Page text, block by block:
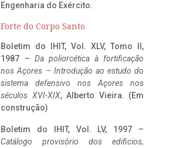
Engenharia do Exército.
Forte do Corpo Santo
Boletim do IHIT, Vol. XLV, Tomo II,
1987 – Da poliorcética à fortificação
nos Açores – Introdução ao estudo do
sistema defensivo nos Açores nos
séculos XVI-XIX, Alberto Vieira. (Em
construção)
Boletim do IHIT, Vol. LV, 1997 –
Catálogo provisório dos edificios,